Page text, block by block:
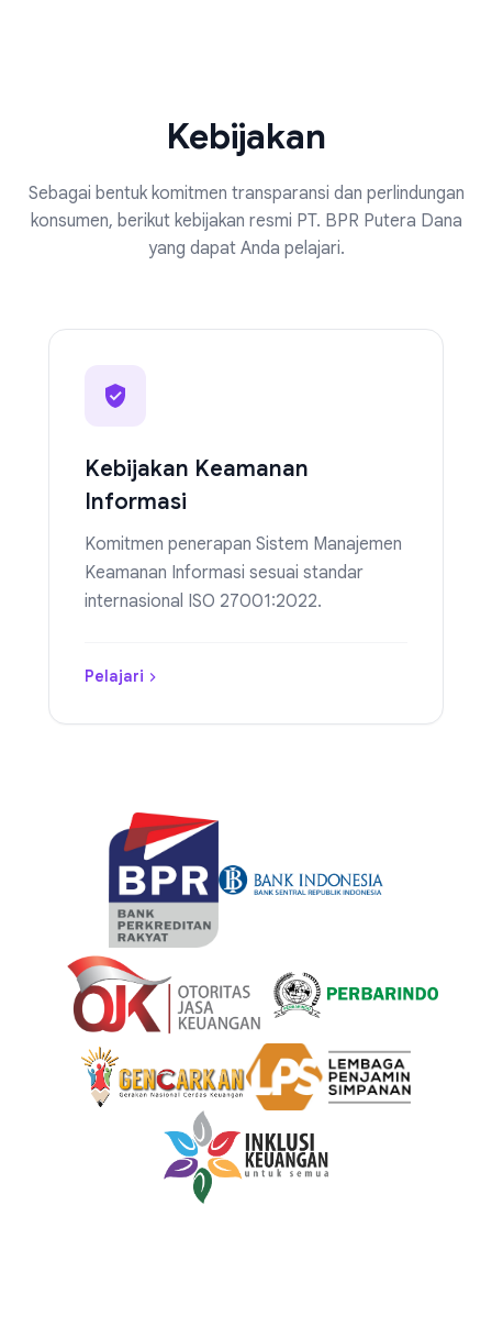
Kebijakan
Sebagai bentuk komitmen transparansi dan perlindungan
konsumen, berikut kebijakan resmi PT. BPR Putera Dana
yang dapat Anda pelajari.
Kebijakan Keamanan
Informasi
Komitmen penerapan Sistem Manajemen
Keamanan Informasi sesuai standar
internasional ISO 27001:2022.
Pelajari